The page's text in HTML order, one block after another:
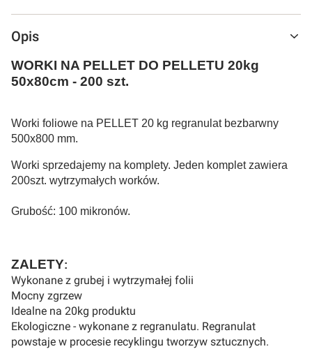
Opis
WORKI NA PELLET DO PELLETU 20kg
50x80cm - 200 szt.
Worki foliowe na PELLET 20 kg regranulat bezbarwny
500x800 mm.
Worki sprzedajemy na komplety. Jeden komplet zawiera
200szt. wytrzymałych worków.
Grubość: 100 mikronów.
ZALETY:
Wykonane z grubej i wytrzymałej folii
Mocny zgrzew
Idealne na 20kg produktu
Ekologiczne - wykonane z regranulatu. Regranulat
powstaje w procesie recyklingu tworzyw sztucznych.